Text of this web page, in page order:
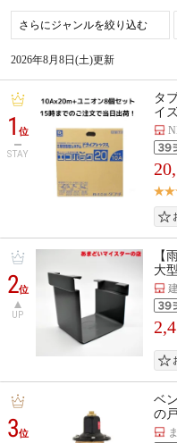
2026年8月8日(土)更新
1位
STAY
タ
イ
2位
UP
【
大
3位
ベ
の